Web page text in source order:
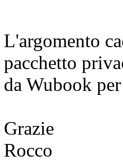
L'argomento
pacchetto
da Wubook
Grazie
Rocco